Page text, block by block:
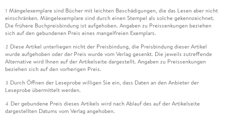
1 Mängelexemplare sind Bücher mit leichten Beschädigungen, die das Lesen aber nicht
einschränken. Mängelexemplare sind durch einen Stempel als solche gekennzeichnet.
Die frühere Buchpreisbindung ist aufgehoben. Angaben zu Preissenkungen beziehen
sich auf den gebundenen Preis eines mangelfreien Exemplars.
2 Diese Artikel unterliegen nicht der Preisbindung, die Preisbindung dieser Artikel
wurde aufgehoben oder der Preis wurde vom Verlag gesenkt. Die jeweils zutreffende
Alternative wird Ihnen auf der Artikelseite dargestellt. Angaben zu Preissenkungen
beziehen sich auf den vorherigen Preis.
3 Durch Öffnen der Leseprobe willigen Sie ein, dass Daten an den Anbieter der
Leseprobe übermittelt werden.
4 Der gebundene Preis dieses Artikels wird nach Ablauf des auf der Artikelseite
dargestellten Datums vom Verlag angehoben.